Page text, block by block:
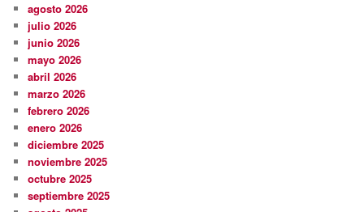
agosto 2026
julio 2026
junio 2026
mayo 2026
abril 2026
marzo 2026
febrero 2026
enero 2026
diciembre 2025
noviembre 2025
octubre 2025
septiembre 2025